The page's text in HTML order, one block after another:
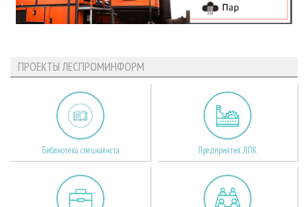
ПРОЕКТЫ ЛЕСПРОМИНФОРМ
Библиотека специалиста Предприятия ЛПК